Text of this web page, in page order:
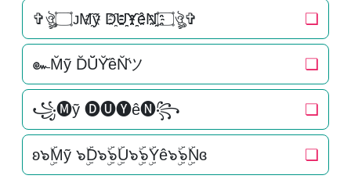
✞ঔৣ۝ᴊM҈ỹ D҈U҈҈Y҈҈êN҈҈۝ঔৣ✞ ❏
๛M̆ỹ D̆Ŭ̆Y̆̆êN̆̆ツ ❏
꧁🅜ỹ 🅓🅤🅨ê🅝꧂ ❏
ʚ๖ۣۜMỹ ๖ۣۜD๖ۣۜ๖ۣۜU๖ۣۜ๖ۣۜYê๖ۣۜ๖ۣۜNɞ ❏